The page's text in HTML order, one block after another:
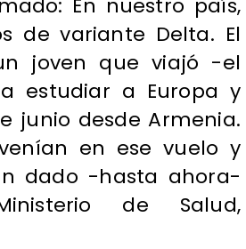
En nuestro país,
de variante Delta. El
joven que viajó -el
estudiar a Europa y
junio desde Armenia.
en ese vuelo y
dado -hasta ahora-
de Salud,